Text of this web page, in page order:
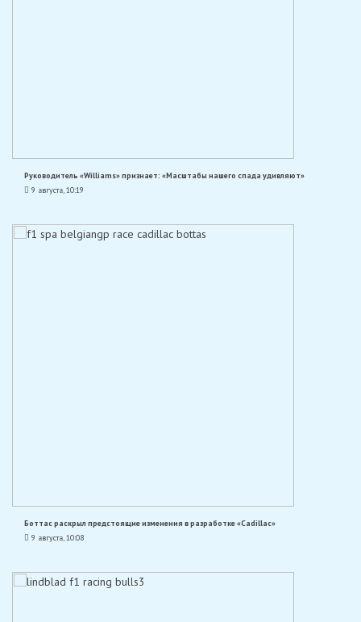
Руководитель «Williams» признает: «Масштабы нашего спада удивляют»
9 августа, 10:19
Боттас раскрыл предстоящие изменения в разработке «Cadillac»
9 августа, 10:08